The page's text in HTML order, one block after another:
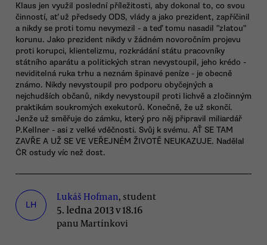
Klaus jen využil poslední příležitosti, aby dokonal to, co svou
činností, ať už předsedy ODS, vlády a jako prezident, zapříčinil
a nikdy se proti tomu nevymezil - a teď tomu nasadil "zlatou"
korunu. Jako prezident nikdy v žádném novoročním projevu
proti korupci, klientelizmu, rozkrádání státu pracovníky
státního aparátu a politických stran nevystoupil, jeho krédo -
neviditelná ruka trhu a neznám špinavé peníze - je obecně
známo. Nikdy nevystoupil pro podporu obyčejných a
nejchudších občanů, nikdy nevystoupil proti lichvě a zločinným
praktikám soukromých exekutorů. Konečně, že už skončí.
Jenže už směřuje do zámku, který pro něj připravil miliardář
P.Kellner - asi z velké vděčnosti. Svůj k svému. AŤ SE TAM
ZAVŘE A UŽ SE VE VEŘEJNÉM ŽIVOTĚ NEUKAZUJE. Nadělal
ČR ostudy víc než dost.
LH
Lukáš Hofman, student
5. ledna 2013 v 18.16
panu Martínkovi